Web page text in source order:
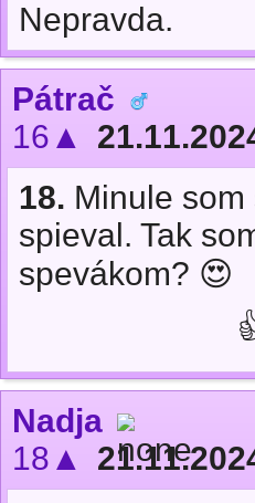
Nepravda.
Pátrač
16▲
18. Minule
spieval. Tak
spevákom? 😍
Nadja
18▲